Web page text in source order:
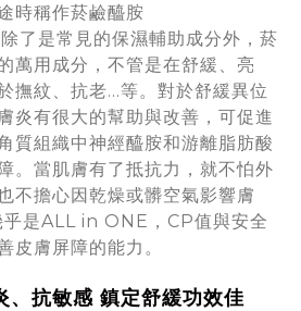
時稱作菸鹼醯胺
了是常見的保濕輔助成分外，菸
萬用成分，不管是在舒緩、亮
撫紋、抗老…等。對於舒緩異位
炎有很大的幫助與改善，可促進
質組織中神經醯胺和游離脂肪酸
。當肌膚有了抵抗力，就不怕外
不擔心因乾燥或髒空氣影響膚
是ALL in ONE，CP值與安全
皮膚屏障的能力。
抗敏感 鎮定舒緩功效佳